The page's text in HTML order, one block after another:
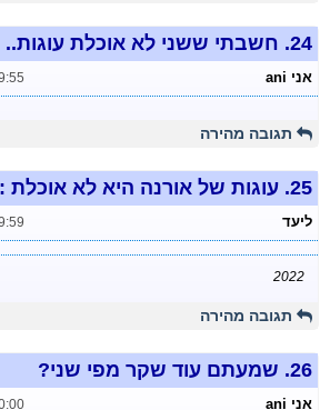
24. חשבתי ששני לא אוכלת עוגות..
אני ani
תגובה מהירה
25. עוגות של אורנה היא לא אוכלת
ליעד
2022
תגובה מהירה
26. שמעתם עוד שקר מפי שני?
אני ani